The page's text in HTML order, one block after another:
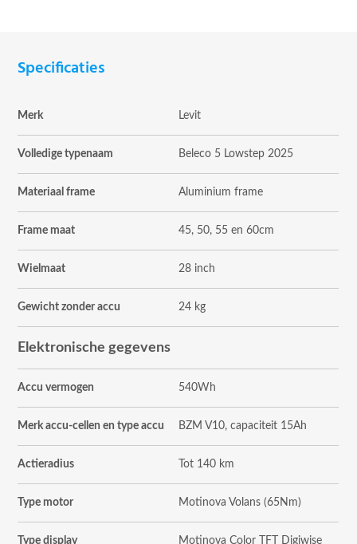
Specificaties
Merk Levit
Volledige typenaam Beleco 5 Lowstep 2025
Materiaal frame Aluminium frame
Frame maat 45, 50, 55 en 60cm
Wielmaat 28 inch
Gewicht zonder accu 24 kg
Elektronische gegevens
Accu vermogen 540Wh
Merk accu-cellen en type accu BZM V10, capaciteit 15Ah
Actieradius Tot 140 km
Type motor Motinova Volans (65Nm)
Type display Motinova Color TFT Digiwise